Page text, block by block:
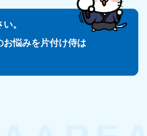
。
お悩みを片付け侍は